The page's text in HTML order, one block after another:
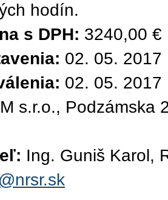
hodín.
s DPH: 3240,00 €
02. 05. 2017
02. 05. 2017
s.r.o., Podzámska
Ing. Guniš Karol,